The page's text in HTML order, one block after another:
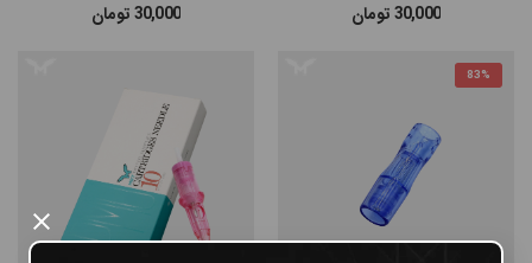
×
30,000تومان 30,000تومان
83%